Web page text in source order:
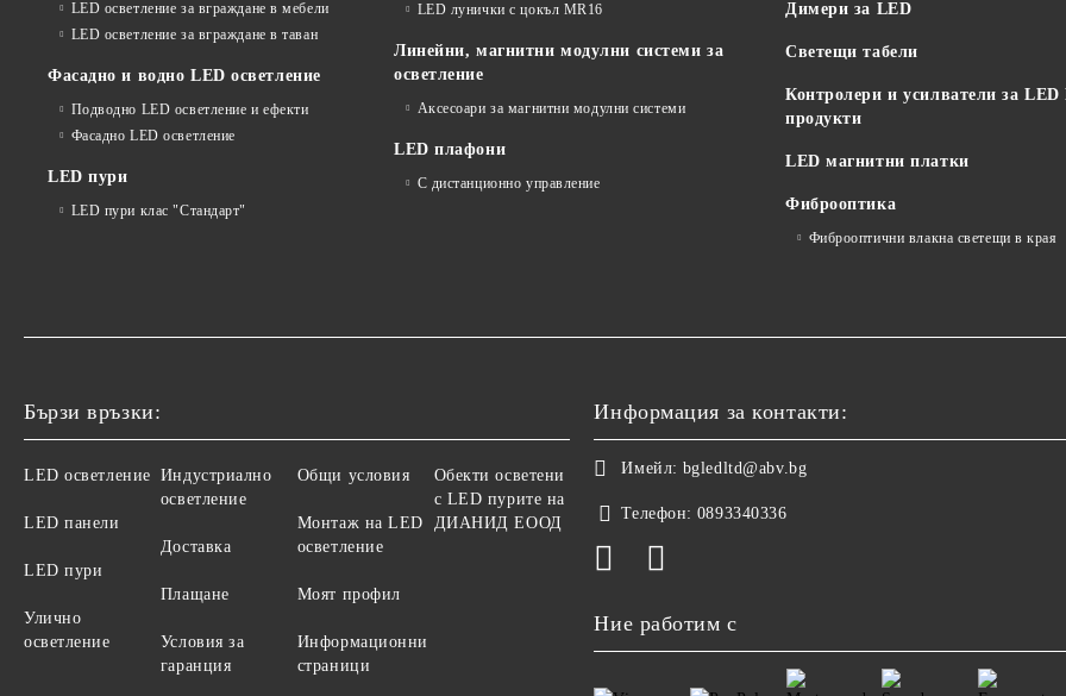
LED осветление за вграждане в мебели
LED осветление за вграждане в таван
Фасадно и водно LED осветление
Подводно LED осветление и ефекти
Фасадно LED осветление
LED пури
LED пури клас "Стандарт"
LED лунички с цокъл MR16
Линейни, магнитни модулни системи за
осветление
Аксесоари за магнитни модулни системи
LED плафони
С дистанционно управление
Димери за LED
Светещи табели
Контролери и усилватели за LED
продукти
LED магнитни платки
Фиброоптика
Фиброоптични влакна светещи в края
Бързи връзки:
LED осветление
LED панели
LED пури
Улично
осветление
Индустриално
осветление
Доставка
Плащане
Условия за
гаранция
Общи условия
Монтаж на LED
осветление
Моят профил
Информационни
страници
Обекти осветени
с LED пурите на
ДИАНИД ЕООД
Информация за контакти:
Имейл: bgledltd@abv.bg
Телефон: 0893340336
Ние работим с